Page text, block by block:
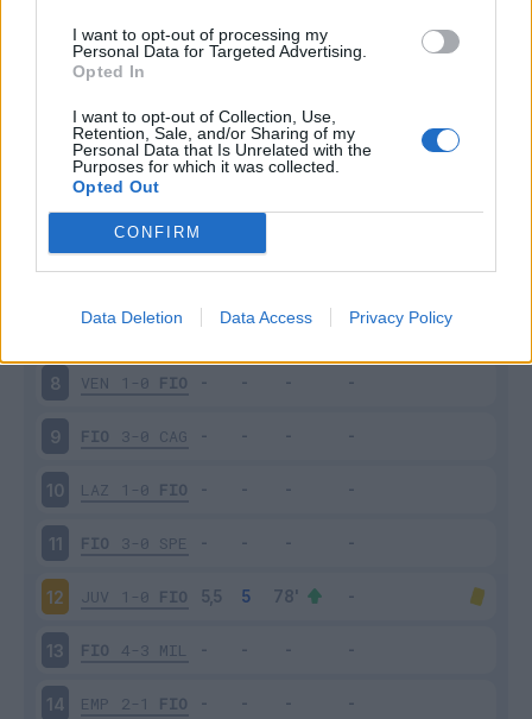
I want to opt-out of processing my
Personal Data for Targeted Advertising.
Opted In
I want to opt-out of Collection, Use,
Retention, Sale, and/or Sharing of my
Personal Data that Is Unrelated with the
Purposes for which it was collected.
Opted Out
CONFIRM
Data Deletion Data Access Privacy Policy
FIO 2-1 TOR
ATA 1-2 FIO
GEN 1-2 FIO
1-3 INT
6 UDI 0-1 FIO
FIO 1-2 NAP
8 VEN 1-0 FIO
9 FIO 3-0 CAG
10 LAZ 1-0 FIO
11 FIO 3-0 SPE
12 JUV 1-0 FIO
13 FIO 4-3 MIL
14 EMP 2-1 FIO